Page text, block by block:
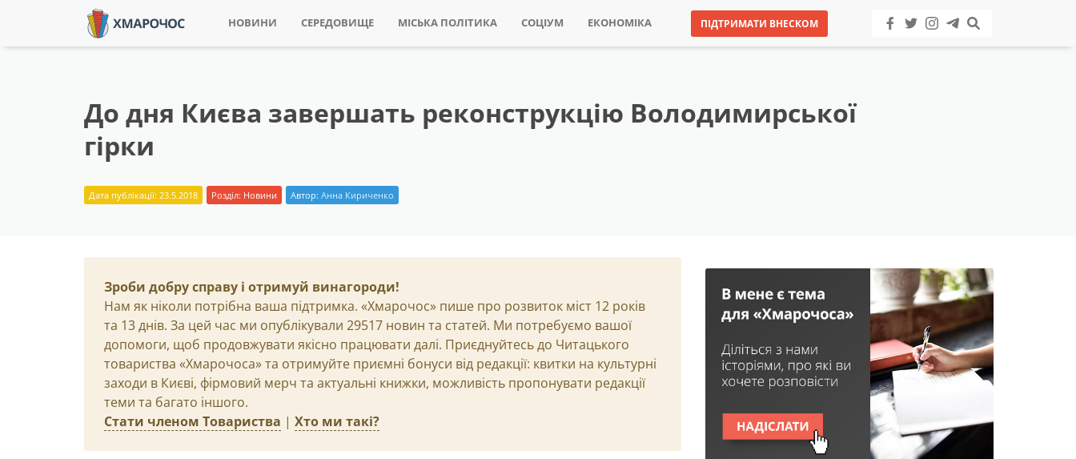
НОВИНИ СЕРЕДОВИЩЕ МІСЬКА ПОЛІТИКА СОЦІУМ ЕКОНОМІКА ПІДТРИМАТИ ВНЕСКОМ
До дня Києва завершать реконструкцію Володимирської
гірки
Дата публікації: 23.5.2018 Розділ: Новини Автор: Анна Кириченко
Зроби добру справу і отримуй винагороди!
Нам як ніколи потрібна ваша підтримка. «Хмарочос» пише про розвиток міст 12 років
та 13 днів. За цей час ми опублікували 29517 новин та статей. Ми потребуємо вашої
допомоги, щоб продовжувати якісно працювати далі. Приєднуйтесь до Читацького
товариства «Хмарочоса» та отримуйте приємні бонуси від редакції: квитки на культурні
заходи в Києві, фірмовий мерч та актуальні книжки, можливість пропонувати редакції
теми та багато іншого.
Стати членом Товариства | Хто ми такі?